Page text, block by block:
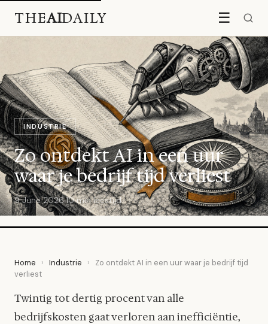
THEAIDAILY ☰
INDUSTRIE
Zo ontdekt AI in een uur
waar je bedrijf tijd verliest
9 June 2026·10 min leestijd
Home › Industrie ›
Zo ontdekt AI in een uur waar je bedrijf tijd
verliest
Twintig tot dertig procent van alle
bedrijfskosten gaat verloren aan inefficiëntie,